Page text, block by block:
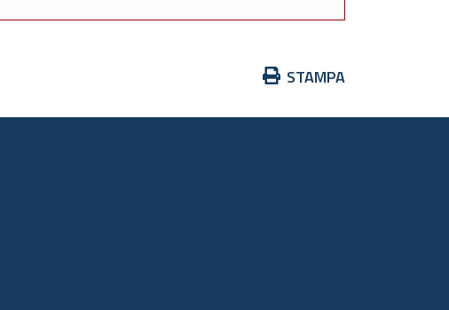
Azioni
documento
STAMPA